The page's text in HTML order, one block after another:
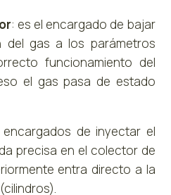
: es el encargado de bajar
del gas a los parámetros
funcionamiento del
el gas pasa de estado
de inyectar el
precisa en el colector de
entra directo a la